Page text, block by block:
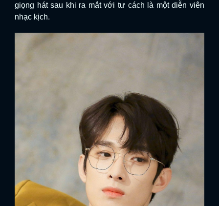
giọng hát sau khi ra mắt với tư cách là một diễn viên
nhạc kịch.